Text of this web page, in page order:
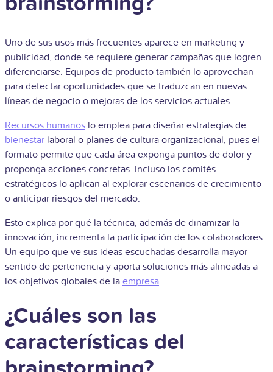
Uno de sus usos más frecuentes aparece en marketing y
publicidad, donde se requiere generar campañas que logren
diferenciarse. Equipos de producto también lo aprovechan
para detectar oportunidades que se traduzcan en nuevas
líneas de negocio o mejoras de los servicios actuales.
Recursos humanos lo emplea para diseñar estrategias de
bienestar laboral o planes de cultura organizacional, pues el
formato permite que cada área exponga puntos de dolor y
proponga acciones concretas. Incluso los comités
estratégicos lo aplican al explorar escenarios de crecimiento
o anticipar riesgos del mercado.
Esto explica por qué la técnica, además de dinamizar la
innovación, incrementa la participación de los colaboradores.
Un equipo que ve sus ideas escuchadas desarrolla mayor
sentido de pertenencia y aporta soluciones más alineadas a
los objetivos globales de la empresa.
¿Cuáles son las
características del